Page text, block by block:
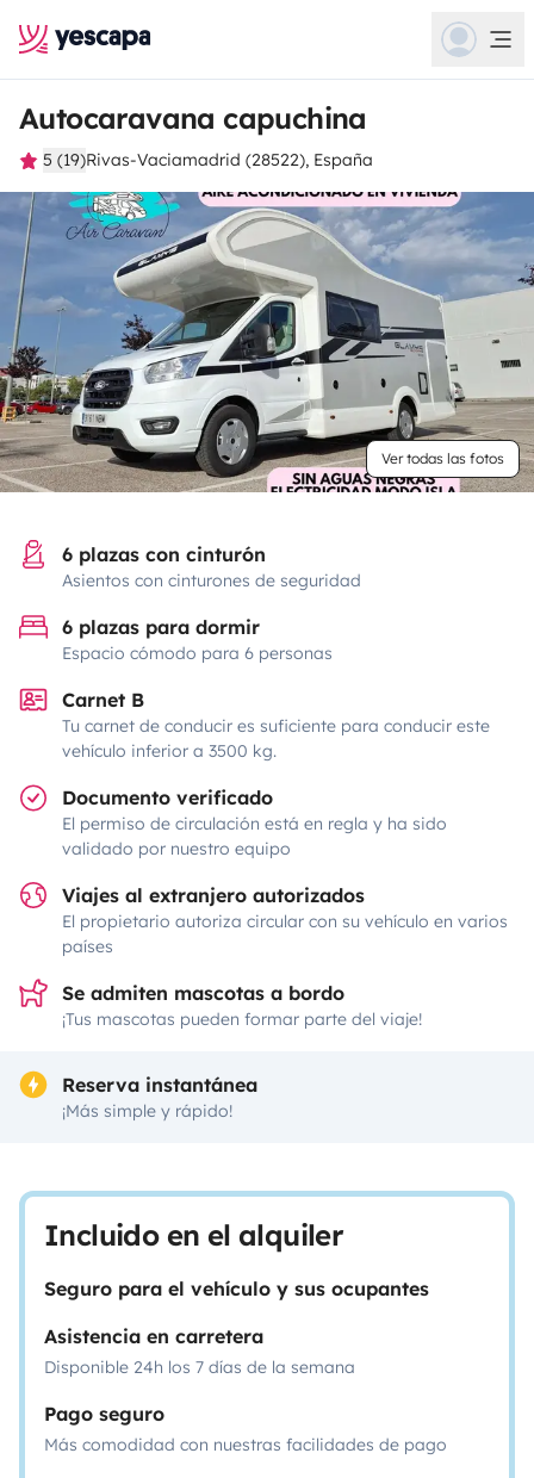
Autocaravana capuchina
5 (19)Rivas-Vaciamadrid (28522), España
Ver todas las fotos
6 plazas con cinturón
Asientos con cinturones de seguridad
6 plazas para dormir
Espacio cómodo para 6 personas
Carnet B
Tu carnet de conducir es suficiente para conducir este
vehículo inferior a 3500 kg.
Documento verificado
El permiso de circulación está en regla y ha sido
validado por nuestro equipo
Viajes al extranjero autorizados
El propietario autoriza circular con su vehículo en varios
países
Se admiten mascotas a bordo
¡Tus mascotas pueden formar parte del viaje!
Reserva instantánea
¡Más simple y rápido!
Incluido en el alquiler
Seguro para el vehículo y sus ocupantes
Asistencia en carretera
Disponible 24h los 7 días de la semana
Pago seguro
Más comodidad con nuestras facilidades de pago